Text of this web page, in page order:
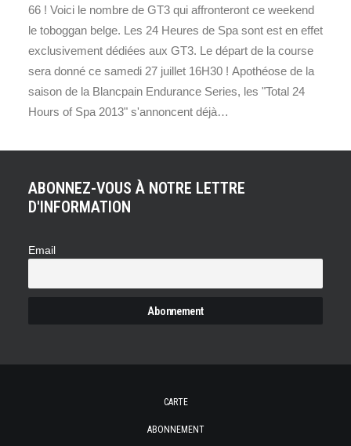
66 ! Voici le nombre de GT3 qui affronteront ce weekend
le toboggan belge. Les 24 Heures de Spa sont est en effet
exclusivement dédiées aux GT3. Le départ de la course
sera donné ce samedi 27 juillet 16H30 ! Apothéose de la
saison de la Blancpain Endurance Series, les "Total 24
Hours of Spa 2013" s'annoncent déjà…
ABONNEZ-VOUS À NOTRE LETTRE
D'INFORMATION
Email
CARTE
ABONNEMENT